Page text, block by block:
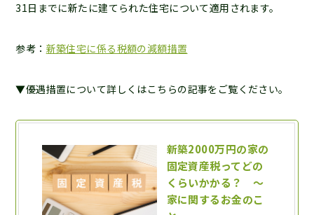
31日までに新たに建てられた住宅について適用されます。
参考： 新築住宅に係る税額の減額措置
▼優遇措置について詳しくはこちらの記事をご覧ください。